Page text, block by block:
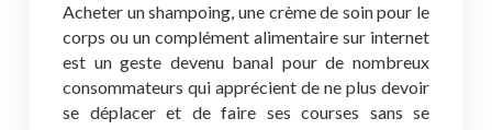
Acheter un shampoing, une crème de soin pour le
corps ou un complément alimentaire sur internet
est un geste devenu banal pour de nombreux
consommateurs qui apprécient de ne plus devoir
se déplacer et de faire ses courses sans se